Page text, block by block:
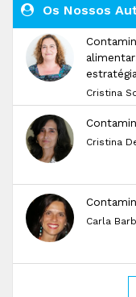
Os Nossos
Cristina
Cristina
Carla